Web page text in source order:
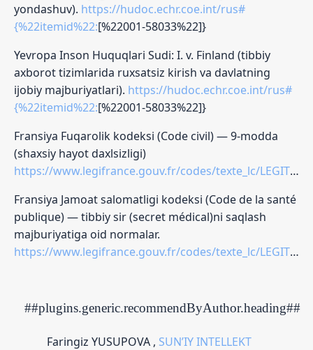
yondashuv). https://hudoc.echr.coe.int/rus#
{%22itemid%22:[%22001-58033%22]}
Yevropa Inson Huquqlari Sudi: I. v. Finland (tibbiy
axborot tizimlarida ruxsatsiz kirish va davlatning
ijobiy majburiyatlari). https://hudoc.echr.coe.int/rus#
{%22itemid%22:[%22001-58033%22]}
Fransiya Fuqarolik kodeksi (Code civil) — 9-modda
(shaxsiy hayot daxlsizligi)
https://www.legifrance.gouv.fr/codes/texte_lc/LEGITEXT000006070721/
Fransiya Jamoat salomatligi kodeksi (Code de la santé
publique) — tibbiy sir (secret médical)ni saqlash
majburiyatiga oid normalar.
https://www.legifrance.gouv.fr/codes/texte_lc/LEGITEXT000006072665/
##plugins.generic.recommendByAuthor.heading##
Faringiz YUSUPOVA , SUNʼIY INTELLEKT